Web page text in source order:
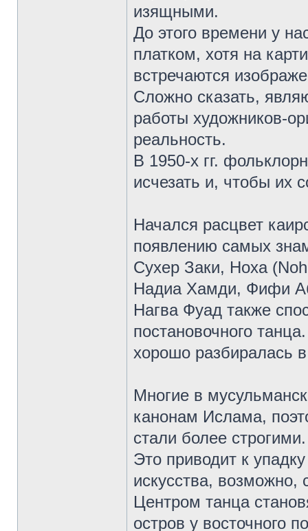
изящными.
До этого времени у
платком, хотя на
встречаются
Сложно сказать,
работы художников-
реальность.
В 1950-х гг.
исчезать и, чтобы их
Начался расцвет
появлению самых
Сухер Заки, Ноха
Надиа Хамди, Фифи
Нагва Фуад также
постановочного
хорошо разбиралась
Многие в
канонам Ислама,
стали более строгими.
Это приводит к
искусства, возможно,
Центром танца
остров у восточного